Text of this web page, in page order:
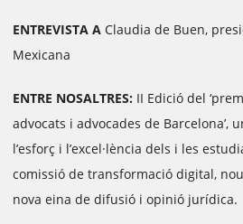
ENTREVISTA A Claudia de Buen,
Mexicana
ENTRE NOSALTRES: II Edició del
advocats i advocades de Barcelona’,
l’esforç i l’excel·lència dels i les
comissió de transformació digital,
nova eina de difusió i opinió jurídica.